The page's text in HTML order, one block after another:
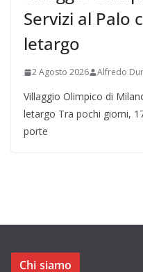
Servizi al Palo
letargo
2 Agosto 2026 Alfredo
Villaggio Olimpico di
letargo Tra pochi giorni,
porte
Chi siamo